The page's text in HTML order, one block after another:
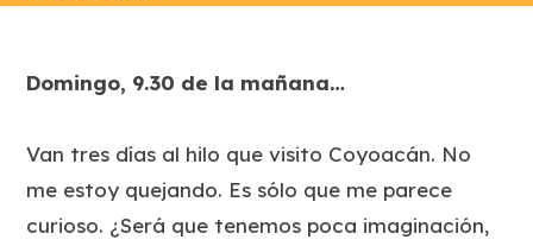
Domingo, 9.30 de la mañana…
Van tres días al hilo que visito Coyoacán. No
me estoy quejando. Es sólo que me parece
curioso. ¿Será que tenemos poca imaginación,